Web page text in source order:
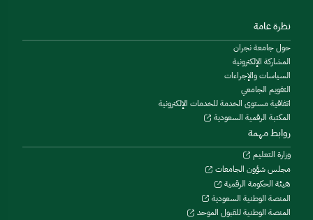
نظرة عامة
حول جامعة نجران
المشاركة الإلكترونية
السياسات والإجراءات
التقويم الجامعي
اتفاقية مستوى الخدمة للخدمات الإلكترونية
المكتبة الرقمية السعودية
روابط مهمة
وزارة التعليم
مجلس شؤون الجامعات
هيئة الحكومة الرقمية
المنصة الوطنية السعودية
المنصة الوطنية للقبول الموحد